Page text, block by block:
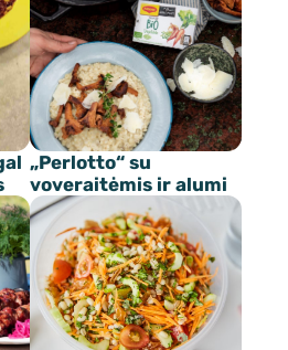
„Perlotto“ su
voveraitėmis ir alumi